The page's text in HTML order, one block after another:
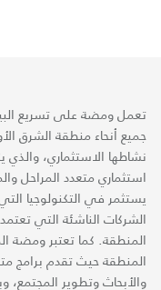
تعمل ومضة على تسريع
جميع أنحاء منطقة الشرق
نشاطها الاستثماري،
استثماري متعدد المراحل
يستثمر في التكنولوجيا
الشركات الناشئة التي
المنطقة. كما تعتبر ومضة
المنطقة حيث تقدم برامج
والأبحاث وتطوير